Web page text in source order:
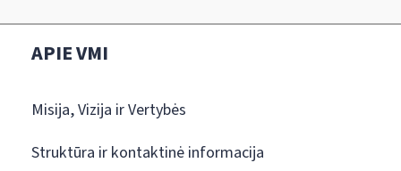
APIE VMI
Misija, Vizija ir Vertybės
Struktūra ir kontaktinė informacija